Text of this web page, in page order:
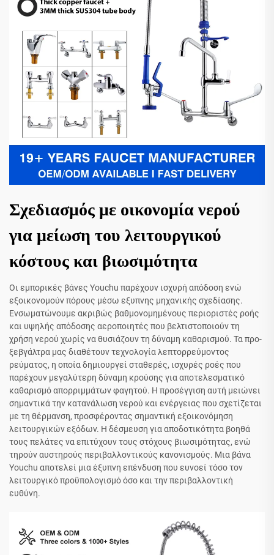
Σχεδιασμός με οικονομία νερού
για μείωση του λειτουργικού
κόστους και βιωσιμότητα
Οι εμπορικές βάνες Youchu παρέχουν ισχυρή απόδοση ενώ
εξοικονομούν πόρους μέσω εξυπνης μηχανικής σχεδίασης.
Ενσωματώνουμε ακριβώς βαθμονομημένους περιοριστές ροής
και υψηλής απόδοσης αεροποιητές που βελτιστοποιούν τη
χρήση νερού χωρίς να θυσιάζουν τη δύναμη καθαρισμού. Τα προ-
ξεβγάλτρα μας διαθέτουν τεχνολογία λεπτορρεύμοντος
ρεύματος, η οποία δημιουργεί σταθερές, ισχυρές ροές που
παρέχουν μεγαλύτερη δύναμη κρούσης για αποτελεσματικό
καθαρισμό απορριμμάτων φαγητού. Η προσέγγιση αυτή μειώνει
σημαντικά την κατανάλωση νερού και ενέργειας που σχετίζεται
με τη θέρμανση, προσφέροντας σημαντική εξοικονόμηση
λειτουργικών εξόδων. Η δέσμευση για αποδοτικότητα βοηθά
τους πελάτες να επιτύχουν τους στόχους βιωσιμότητας, ενώ
τηρούν αυστηρούς περιβαλλοντικούς κανονισμούς. Μια βάνα
Youchu αποτελεί μια έξυπνη επένδυση που ευνοεί τόσο τον
λειτουργικό προϋπολογισμό όσο και την περιβαλλοντική
ευθύνη.